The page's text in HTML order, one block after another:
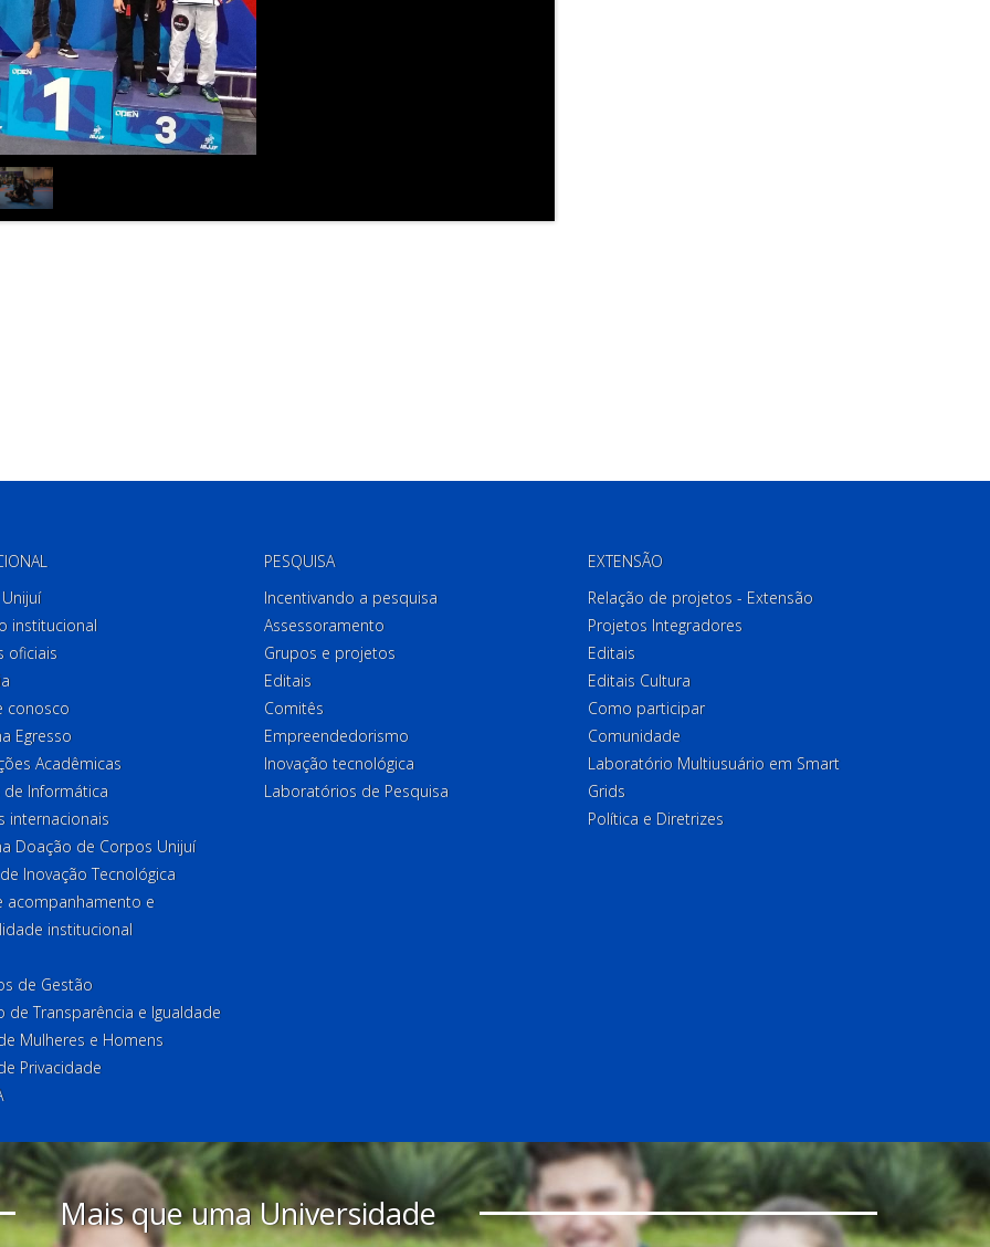
institucional
oficiais
conosco
Egresso
Acadêmicas
de Informática
internacionais
Doação de Corpos Unijuí
Inovação Tecnológica
acompanhamento e
institucional
de Gestão
de Transparência e Igualdade
Mulheres e Homens
Privacidade
PESQUISA
Incentivando a pesquisa
Assessoramento
Grupos e projetos
Editais
Comitês
Empreendedorismo
Inovação tecnológica
Laboratórios de Pesquisa
EXTENSÃO
Relação de projetos - Extensão
Projetos Integradores
Editais
Editais Cultura
Como participar
Comunidade
Laboratório Multiusuário em Smart
Grids
Política e Diretrizes
Mais que uma Universidade